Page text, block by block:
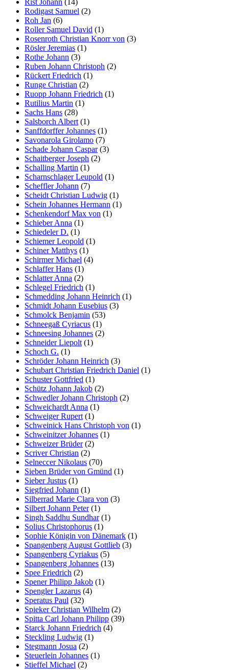
Rist Johann (14)
Rodigast Samuel (2)
Roh Jan (6)
Roller Samuel David (1)
Rosenroth Christian Knorr von (3)
Rösler Jeremias (1)
Rothe Johann (3)
Ruben Johann Christoph (2)
Rückert Friedrich (1)
Runge Christian (2)
Ruopp Johann Friedrich (1)
Rutilius Martin (1)
Sachs Hans (28)
Salsborch Albert (1)
Sanffdorffer Johannes (1)
Savonarola Girolamo (7)
Schade Johann Caspar(3)
Schaitberger Joseph (2)
Schalling Martin (1)
Scharnschlager Leupold (1)
Scheffler Johann (7)
Scheidt Christian Ludwig (1)
Schein Johannes Hermann (1)
Schenkendorf Max von (1)
Schieber Anna (1)
Schiedeler D. (1)
Schiemer Leopold (1)
Schiner Matthys (1)
Schirmer Michael (4)
Schlaffer Hans (1)
Schlatter Anna (2)
Schlegel Friedrich (1)
Schmedding Johann Heinrich (1)
Schmidt Johann Eusebius (3)
Schmolck Benjamin (53)
Schneegaß Cyriacus (1)
Schneesing Johannes (2)
Schneider Liepolt (1)
Schoch G. (1)
Schröder Johann Heinrich (3)
Schubart Christian Friedrich Daniel (1)
Schuster Gottfried (1)
Schütz Johann Jakob (2)
Schwedler Johann Christoph (2)
Schweichardt Anna (1)
Schweiger Rupert (1)
Schweinick Hans Christoph von (1)
Schweinitzer Johannes (1)
Schweizer Brüder(2)
Scriver Christian (2)
Selneccer Nikolaus (70)
Sieben Brüder von Gmünd (1)
Sieber Justus (1)
Siegfried Johann (1)
Silberrad Marie Clara von (3)
Silbert Johann Peter(1)
Singh Saddhu Sundhar(1)
Solius Christophorus (1)
Sophie Königin von Dänemark (1)
Spangenberg August Gottlieb (3)
Spangenberg Cyriakus (5)
Spangenberg Johannes (13)
Spee Friedrich (2)
Spener Philipp Jakob (1)
Spengler Lazarus (4)
Speratus Paul (32)
Spieker Christian Wilhelm (2)
Spitta Carl Johann Philipp (39)
Starck Johann Friedrich (4)
Steckling Ludwig (1)
Stegmann Josua (2)
Steuerlein Johannes (1)
Stieffel Michael (2)